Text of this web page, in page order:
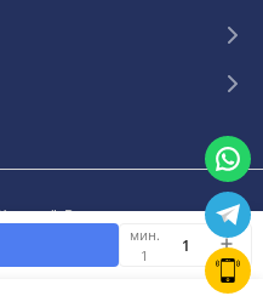
мин.
1
Все права защищены